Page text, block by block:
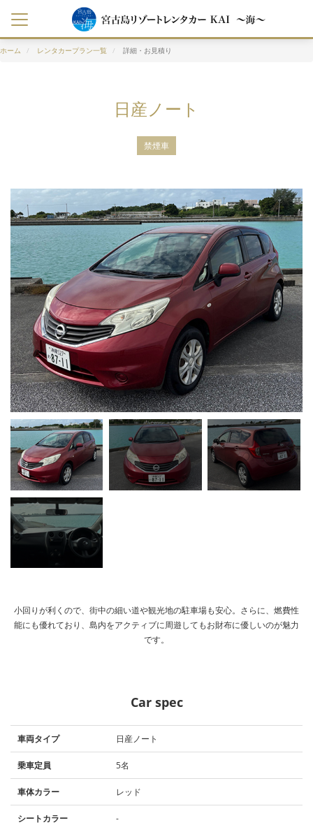
ホーム レンタカープラン一覧 詳細・お見積り
日産ノート
禁煙車
小回りが利くので、街中の細い道や観光地の駐車場も安心。さらに、燃費性
能にも優れており、島内をアクティブに周遊してもお財布に優しいのが魅力
です。
Car spec
車両タイプ 日産ノート
乗車定員 5名
車体カラー レッド
シートカラー -